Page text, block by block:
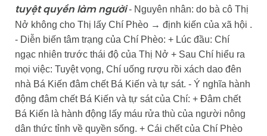
tuyệt quyền làm người- Nguyên nhân: do bà cô Thị
Nở không cho Thị lấy Chí Phèo → định kiến của xã hội .
- Diễn biến tâm trạng của Chí Phèo: + Lúc đầu: Chí
ngạc nhiên trước thái độ của Thị Nở + Sau Chí hiểu ra
mọi việc: Tuyệt vọng, Chí uống rượu rồi xách dao đên
nhà Bá Kiến đâm chết Bá Kiến và tự sát. - Ý nghĩa hành
động đâm chết Bá Kiến và tự sát của Chí: + Đâm chết
Bá Kiến là hành động lấy máu rửa thù của người nông
dân thức tỉnh về quyền sống. + Cái chết của Chí Phèo